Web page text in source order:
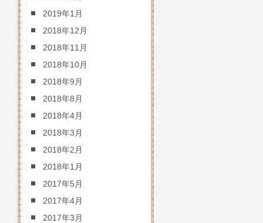
2019年1月
2018年12月
2018年11月
2018年10月
2018年9月
2018年8月
2018年4月
2018年3月
2018年2月
2018年1月
2017年5月
2017年4月
2017年3月